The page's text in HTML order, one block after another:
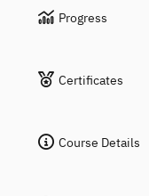
Progress
Certificates
Course Details